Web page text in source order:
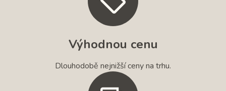
Výhodnou cenu
Dlouhodobě nejnižší ceny na trhu.